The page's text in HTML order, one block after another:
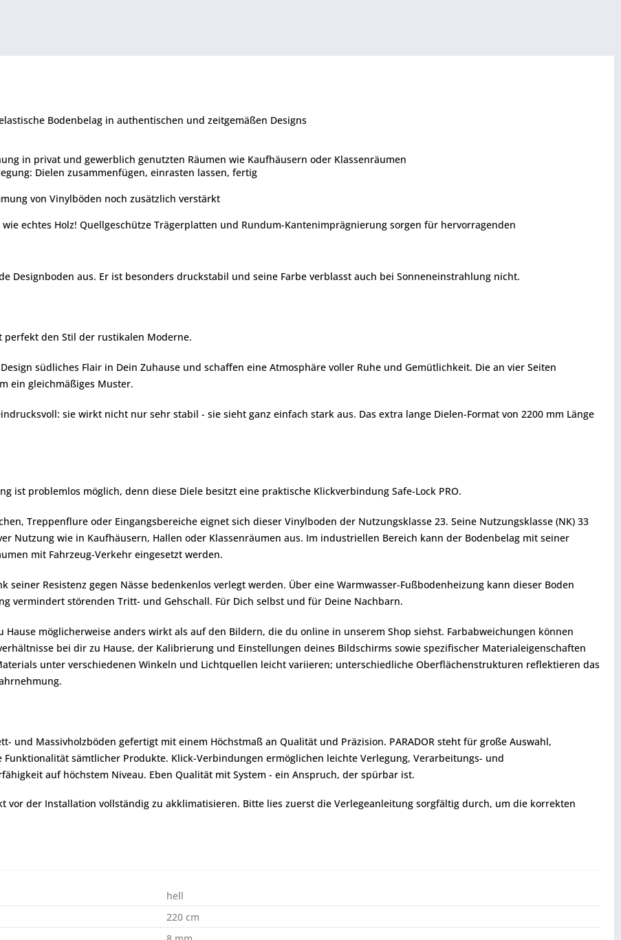
Bodenbelag in authentischen und zeitgemäßen Designs
in privat und gewerblich genutzten Räumen wie Kaufhäusern oder Klassenräumen
Dielen zusammenfügen, einrasten lassen, fertig
von Vinylböden noch zusätzlich verstärkt
echtes Holz! Quellgeschütze Trägerplatten und Rundum-Kantenimprägnierung sorgen für hervorragenden
Designboden aus. Er ist besonders druckstabil und seine Farbe verblasst auch bei Sonneneinstrahlung nicht.
perfekt den Stil der rustikalen Moderne.
südliches Flair in Dein Zuhause und schaffen eine Atmosphäre voller Ruhe und Gemütlichkeit. Die an vier Seiten
ein gleichmäßiges Muster.
sie wirkt nicht nur sehr stabil - sie sieht ganz einfach stark aus. Das extra lange Dielen-Format von 2200 mm Länge
ist problemlos möglich, denn diese Diele besitzt eine praktische Klickverbindung Safe-Lock PRO.
Treppenflure oder Eingangsbereiche eignet sich dieser Vinylboden der Nutzungsklasse 23. Seine Nutzungsklasse (NK) 33
Nutzung wie in Kaufhäusern, Hallen oder Klassenräumen aus. Im industriellen Bereich kann der Bodenbelag mit seiner
mit Fahrzeug-Verkehr eingesetzt werden.
Resistenz gegen Nässe bedenkenlos verlegt werden. Über eine Warmwasser-Fußbodenheizung kann dieser Boden
vermindert störenden Tritt- und Gehschall. Für Dich selbst und für Deine Nachbarn.
möglicherweise anders wirkt als auf den Bildern, die du online in unserem Shop siehst. Farbabweichungen können
bei dir zu Hause, der Kalibrierung und Einstellungen deines Bildschirms sowie spezifischer Materialeigenschaften
unter verschiedenen Winkeln und Lichtquellen leicht variieren; unterschiedliche Oberflächenstrukturen reflektieren das
und Massivholzböden gefertigt mit einem Höchstmaß an Qualität und Präzision. PARADOR steht für große Auswahl,
sämtlicher Produkte. Klick-Verbindungen ermöglichen leichte Verlegung, Verarbeitungs- und
auf höchstem Niveau. Eben Qualität mit System - ein Anspruch, der spürbar ist.
vor der Installation vollständig zu akklimatisieren. Bitte lies zuerst die Verlegeanleitung sorgfältig durch, um die korrekten
hell
220 cm